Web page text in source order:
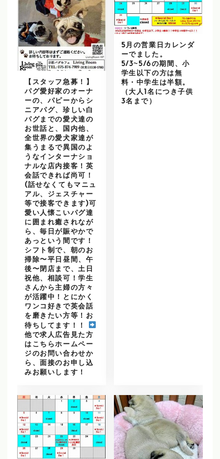
【スタッフ急募！】
パグ愛好家のオーナ
ーの、パピーからシ
ニアパグ、珍しい白
パグまでの愛犬達の
お世話と、国内他、
全世界の愛犬家達が
集うまるで異国のよ
うなインターナショ
ナルな店内接客！英
会話できれば尚可！
(話せなくてもマニュ
アル、ジェスチャー
等で接客できます)可
愛い人懐こいパグ達
に囲まれ癒されなが
ら、毎日が賑やかで
あっという間です！
シフト制で、朝のお
掃除〜平日昼間、午
後〜閉店まで、土日
祝他、相談可！学生
さんから主婦の方々
が活躍中！とにかく
ワンコ好きで英会話
を磨きたい方等！お
待ちしてます！！
他で求人広告見た方
はこちらホームペー
ジのお問い合わせか
ら、面接のお申し込
みお願いします！
5月の営業日カレンダ
ーでました。
5/3~5/6の期間、小
学生以下の方は無
料・中学生は半額。
（大人1名につき子供
3名まで）